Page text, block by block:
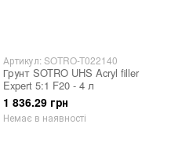
Артикул: SOTRO-T022140
Грунт SOTRO UHS Acryl filler
Expert 5:1 F20 - 4 л
1 836.29 грн
Немає в наявності